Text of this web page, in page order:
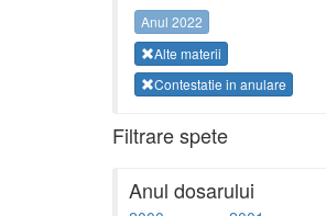
Anul 2022
Alte materii
Contestatie in anulare
Filtrare spete
Anul dosarului